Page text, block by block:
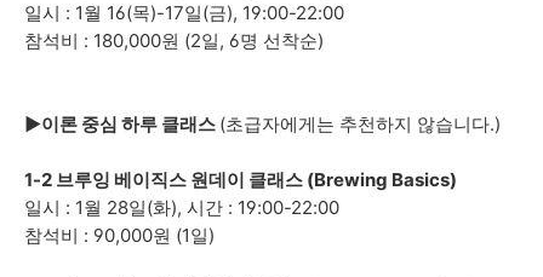
일시 : 1월 16(목)-17일(금), 19:00-22:00
참석비 : 180,000원 (2일, 6명 선착순)
►이론 중심 하루 클래스 (초급자에게는 추천하지 않습니다.)
1-2 브루잉 베이직스 원데이 클래스 (Brewing Basics)
일시 : 1월 28일(화), 시간 : 19:00-22:00
참석비 : 90,000원 (1일)